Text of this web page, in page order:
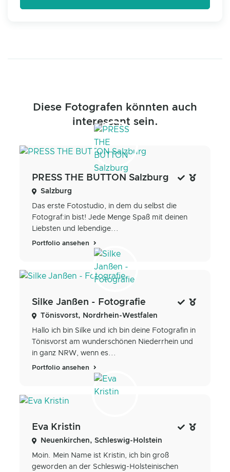
Diese Fotografen könnten auch
interessant sein.
PRESS THE BUTTON Salzburg
Salzburg
Das erste Fotostudio, in dem du selbst die
Fotograf:in bist! Jede Menge Spaß mit deinen
Liebsten und lebendige...
Portfolio ansehen
Silke Janßen - Fotografie
Tönisvorst, Nordrhein-Westfalen
Hallo ich bin Silke und ich bin deine Fotografin in
Tönisvorst am wunderschönen Niederrhein und
in ganz NRW, wenn es...
Portfolio ansehen
Eva Kristin
Neuenkirchen, Schleswig-Holstein
Moin. Mein Name ist Kristin, ich bin groß
geworden an der Schleswig-Holsteinischen